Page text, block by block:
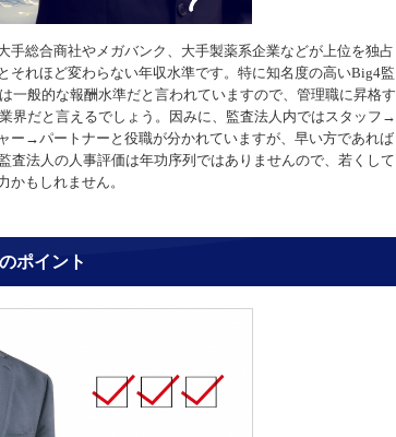
手総合商社やメガバンク、大手製薬系企業などが上位を独占
それほど変わらない年収水準です。特に知名度の高いBig4監
一般的な報酬水準だと言われていますので、管理職に昇格す
界だと言えるでしょう。因みに、監査法人内ではスタッフ→
→パートナーと役職が分かれていますが、早い方であれば
査法人の人事評価は年功序列ではありませんので、若くして
かもしれません。
ポイント